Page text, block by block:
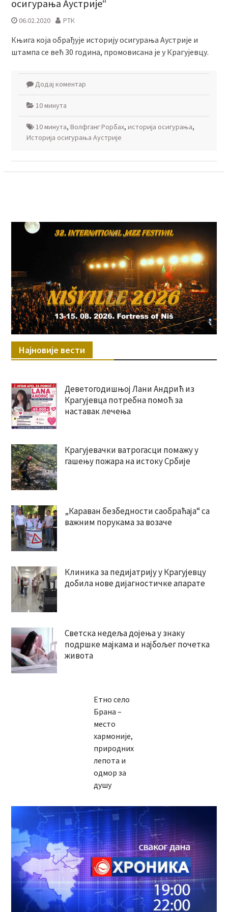
осигурања Аустрије“
06.02.2020 РТК
Књига која обрађује историју осигурања Аустрије и
штампа се већ 30 година, промовисана је у Крагујевцу.
Додај коментар
10 минута
10 минута, Волфганг Рорбах, историја осигурања,
Историја осигурања Аустрије
Најновије вести
Деветогодишњој Лани Андрић из
Крагујевца потребна помоћ за
наставак лечења
Крагујевачки ватрогасци помажу у
гашењу пожара на истоку Србије
„Караван безбедности саобраћаја“ са
важним порукама за возаче
Клиника за педијатрију у Крагујевцу
добила нове дијагностичке апарате
Светска недеља дојења у знаку
подршке мајкама и најбољег почетка
живота
Етно село
Брана –
место
хармоније,
природних
лепота и
одмор за
душу